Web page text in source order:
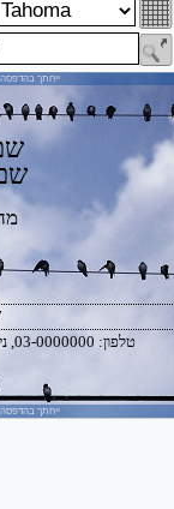
טלפון: 03-0000000, נייד 03-0000000, your@email.com
ייחתך
ייחתך